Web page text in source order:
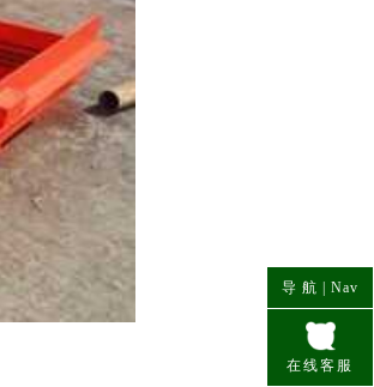
闭门
导 航 | Nav
在线客服